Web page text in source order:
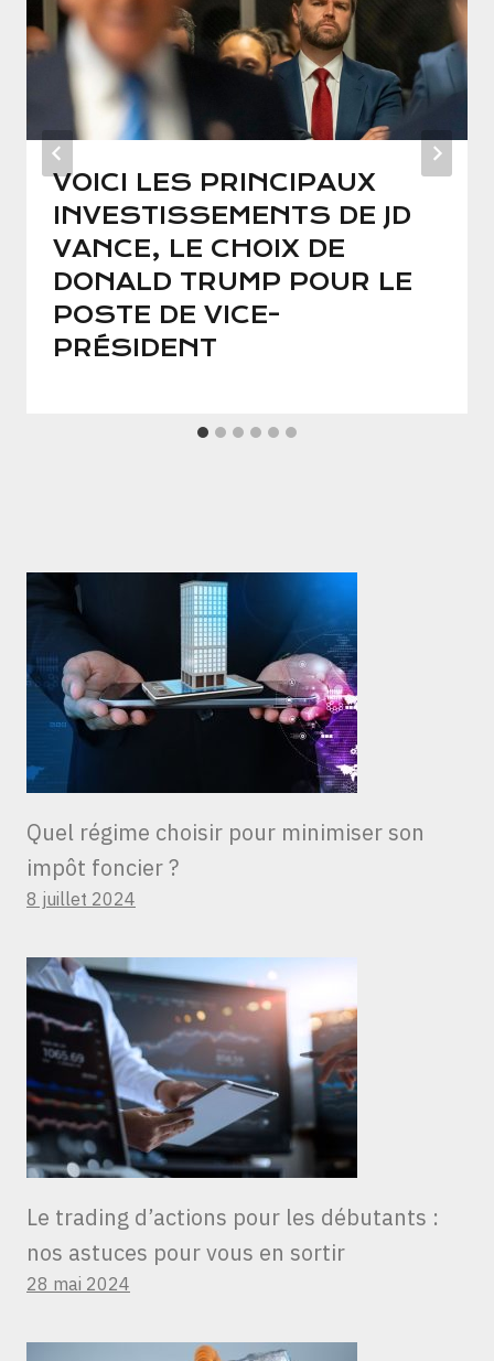
VOICI LES PRINCIPAUX
INVESTISSEMENTS DE JD
VANCE, LE CHOIX DE
DONALD TRUMP POUR LE
POSTE DE VICE-
PRÉSIDENT
Quel régime choisir pour minimiser son
impôt foncier ?
8 juillet 2024
Le trading d’actions pour les débutants :
nos astuces pour vous en sortir
28 mai 2024